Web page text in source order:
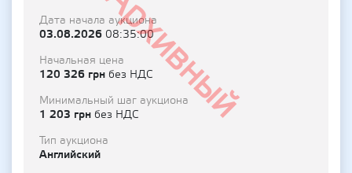
Архивный
Дата начала аукциона
03.08.2026 08:35:00
Начальная цена
120 326 грн без НДС
Минимальный шаг аукциона
1 203 грн без НДС
Тип аукциона
Английский